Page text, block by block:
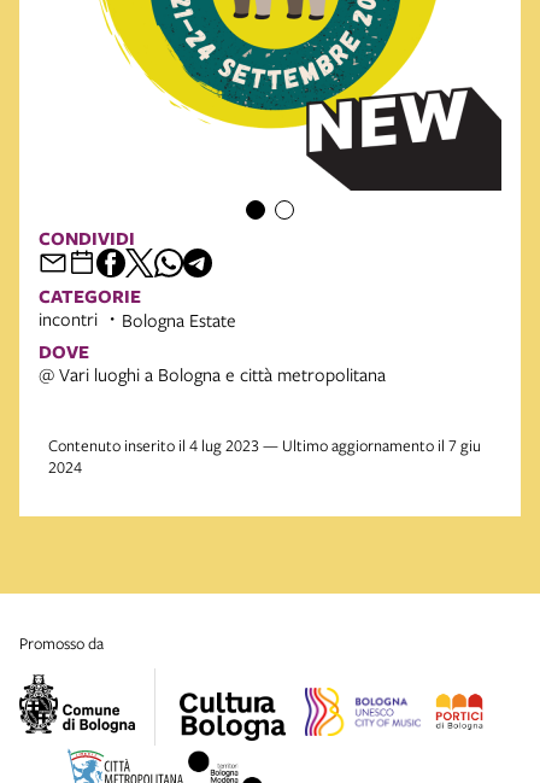
CONDIVIDI
CATEGORIE
incontri Bologna Estate
DOVE
@ Vari luoghi a Bologna e città metropolitana
Contenuto inserito il 4 lug 2023 — Ultimo aggiornamento il 7 giu
2024
promosso da